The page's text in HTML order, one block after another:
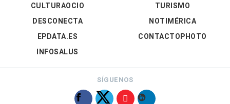
CULTURAOCIO
DESCONECTA
EPDATA.ES
INFOSALUS
TURISMO
NOTIMÉRICA
CONTACTOPHOTO
SÍGUENOS